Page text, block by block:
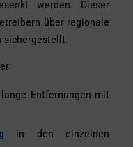
werden. Dieser
über regionale
sichergestellt.
Entfernungen mit
in den einzelnen